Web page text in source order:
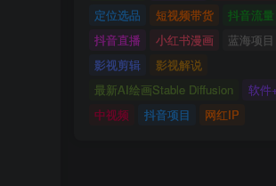
定位选品
短视频带货
抖音流量
抖音直播
小红书漫画
蓝海项目
影视剪辑
影视解说
最新AI绘画Stable Diffusion
软件
中视频
抖音项目 网红IP